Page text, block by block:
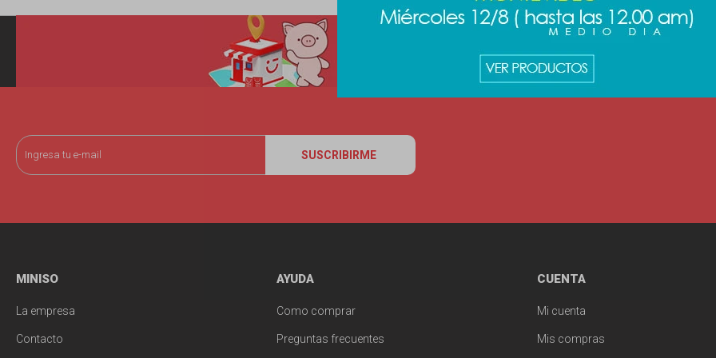
SUSCRIBIRME
MINISO
La empresa
Contacto
AYUDA
Como comprar
Preguntas frecuentes
CUENTA
Mi cuenta
Mis compras